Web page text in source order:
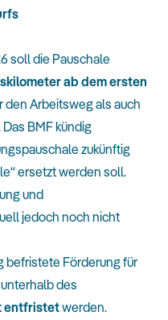
soll die Pauschale
ab dem ersten
Arbeitsweg als auch
BMF kündig
zukünftig
ersetzt werden soll.
und
jedoch noch nicht
befristete Förderung für
des
entfristetwerden.